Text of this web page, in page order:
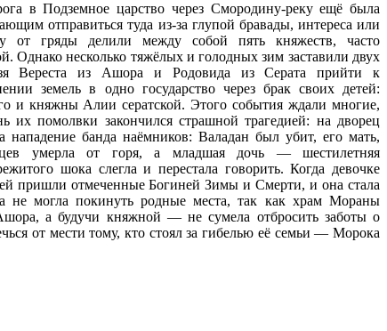
в Подземное царство через Смородину-реку ещё была
отправиться туда из-за глупой бравады, интереса или
от гряды делили между собой пять княжеств, часто
Однако несколько тяжёлых и голодных зим заставили двух
Вереста из Ашора и Родовида из Серата прийти к
земель в одно государство через брак своих детей:
и княжны Алии сератской. Этого события ждали многие,
их помолвки закончился страшной трагедией: на дворец
нападение банда наёмников: Валадан был убит, его мать,
умерла от горя, а младшая дочь — шестилетняя
шока слегла и перестала говорить. Когда девочке
пришли отмеченные Богиней Зимы и Смерти, и она стала
не могла покинуть родные места, так как храм Мораны
а будучи княжной — не сумела отбросить заботы о
от мести тому, кто стоял за гибелью её семьи — Морока